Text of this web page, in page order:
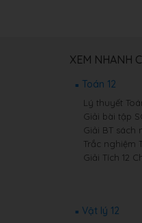
XEM NHANH
Toán 12
Lý thuyết
Giải bài tập
Giải BT sách
Trắc nghiệm
Giải Tích 12
Vật lý 12